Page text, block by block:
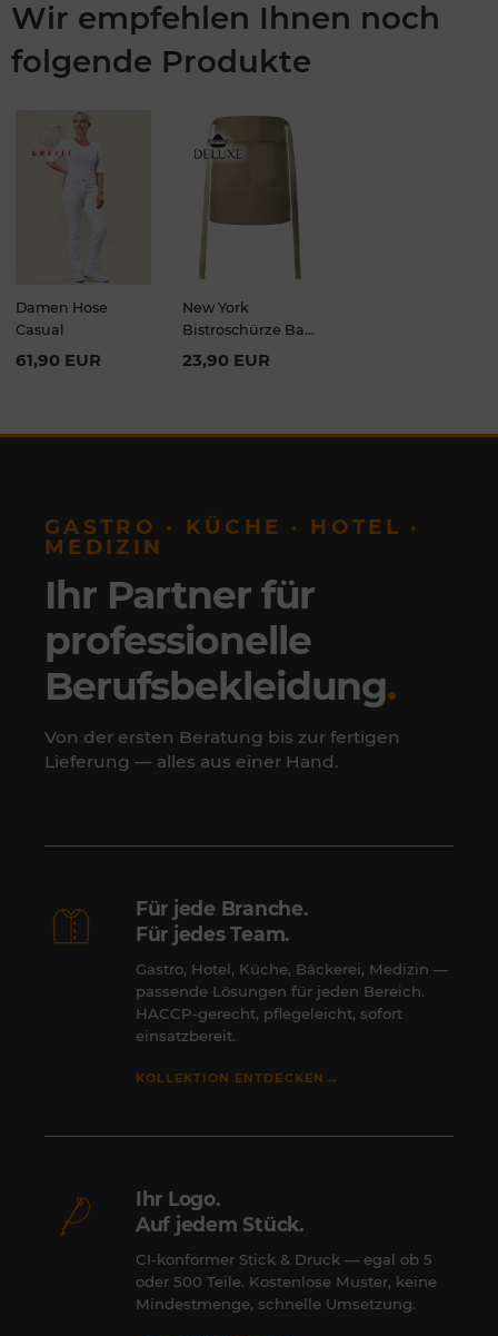
Wir empfehlen Ihnen noch
folgende Produkte
Damen Hose
Casual
61,90 EUR
New York
Bistroschürze Bag
50x78cm
23,90 EUR
GASTRO · KÜCHE · HOTEL ·
MEDIZIN
Ihr Partner für
professionelle
Berufsbekleidung.
Von der ersten Beratung bis zur fertigen
Lieferung — alles aus einer Hand.
Für jede Branche.
Für jedes Team.
Gastro, Hotel, Küche, Bäckerei, Medizin —
passende Lösungen für jeden Bereich.
HACCP-gerecht, pflegeleicht, sofort
einsatzbereit.
KOLLEKTION ENTDECKEN →
Ihr Logo.
Auf jedem Stück.
CI-konformer Stick & Druck — egal ob 5
oder 500 Teile. Kostenlose Muster, keine
Mindestmenge, schnelle Umsetzung.